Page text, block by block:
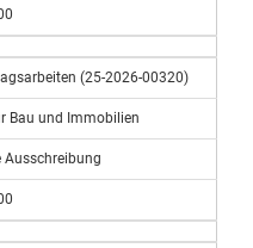
(25-2026-00320)
Bau und Immobilien
Ausschreibung